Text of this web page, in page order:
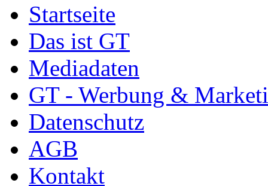
Startseite
Das ist GT
Mediadaten
GT - Werbung &
Datenschutz
AGB
Kontakt